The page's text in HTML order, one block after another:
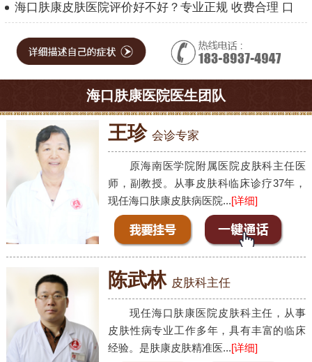
海口肤康皮肤医院评价好不好？专业正规 收费合理 口
海口肤康医院医生团队
王珍 会诊专家
原海南医学院附属医院皮肤科主任医
师，副教授。从事皮肤科临床诊疗37年，
现任海口肤康皮肤病医院...[详细]
陈武林 皮肤科主任
现任海口肤康医院皮肤科主任，从事
皮肤性病专业工作多年，具有丰富的临床
经验。是肤康皮肤精准医...[详细]